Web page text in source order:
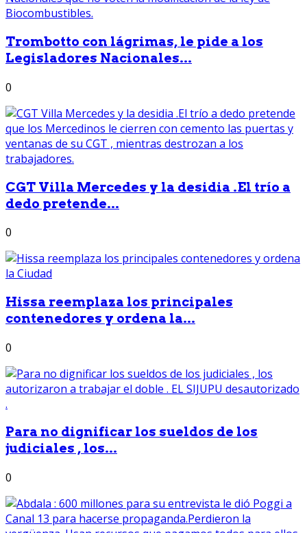
Trombotto con lágrimas, le pide a los
Legisladores Nacionales...
0
CGT Villa Mercedes y la desidia .El trío a
dedo pretende...
0
Hissa reemplaza los principales
contenedores y ordena la...
0
Para no dignificar los sueldos de los
judiciales , los...
0